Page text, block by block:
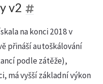
v2
na konci 2018 v
přináší autoškálování
podle zátěže),
má vyšší základní výkon